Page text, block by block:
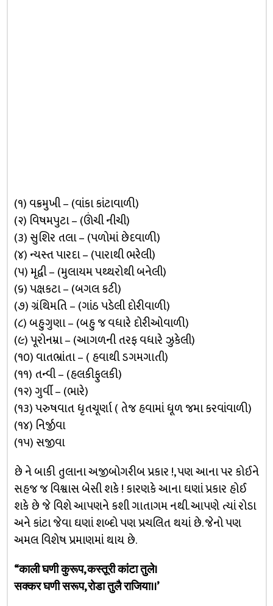
(૧) વક્રમુખી – (વાંકા કાંટાવાળી)
(૨) વિષમપુટા – (ઊંચી નીચી)
(૩) સુશિર તલા – (પળોમાં છેદવાળી)
(૪) ન્યસ્ત પારદા – (પારાથી ભરેલી)
(૫) મૃદ્વી – (મુલાયમ પથ્થરોથી બનેલી)
(૬) પક્ષકટા – (બગલ કટી)
(૭) ગ્રંથિમતિ – (ગાંઠ પડેલી દોરીવાળી)
(૮) બહુગુણા – (બહુ જ વધારે દોરીઓવાળી)
(૯) પૂરોનમ્રા – (આગળની તરફ વધારે ઝુકેલી)
(૧૦) વાતભ્રાંતા – ( હવાથી ડગમગાતી)
(૧૧) તન્વી – (હલકીફુલકી)
(૧૨) ગુર્વી – (ભારે)
(૧૩) પરુષવાત ધૃતચૂર્ણા ( તેજ હવામાં ધૂળ જમા કરવાંવાળી)
(૧૪) નિર્જીવા
(૧૫) સજીવા
છે ને બાકી તુલાના અજીબોગરીબ પ્રકાર !, પણ આના પર કોઈને
સહજ જ વિશ્વાસ બેસી શકે ! કારણકે આના ઘણાં પ્રકાર હોઈ
શકે છે જે વિશે આપણને કશી ગાતાગમ નથી. આપણે ત્યાં રોડા
અને કાંટા જેવા ઘણાં શબ્દો પણ પ્રચલિત થયાં છે. જેનો પણ
અમલ વિશેષ પ્રમાણમાં થાય છે.
“काली घणी कुरूप, कस्‍तूरी कांटा तुले।
सक्‍कर घणी सरूप, रोडा तुलै राजिया।।’